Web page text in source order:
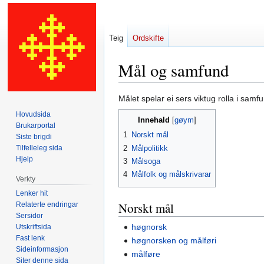
Mål og samfund
Hopp
til
navigering
Hopp
til
Målet spelar ei sers viktug rolla i
Innehald
1 Norskt mål
2 Målpolitikk
3 Målsoga
4 Målfolk og målskrivarar
Norskt mål
høgnorsk
høgnorsken og målføri
målføre
Teig Ordskifte
Hovudsida
Brukarportal
Siste brigdi
Tilfelleleg sida
Hjelp
Verkty
Lenker hit
Relaterte endringar
Sersidor
Utskriftsida
Fast lenk
Sideinformasjon
Siter denne sida